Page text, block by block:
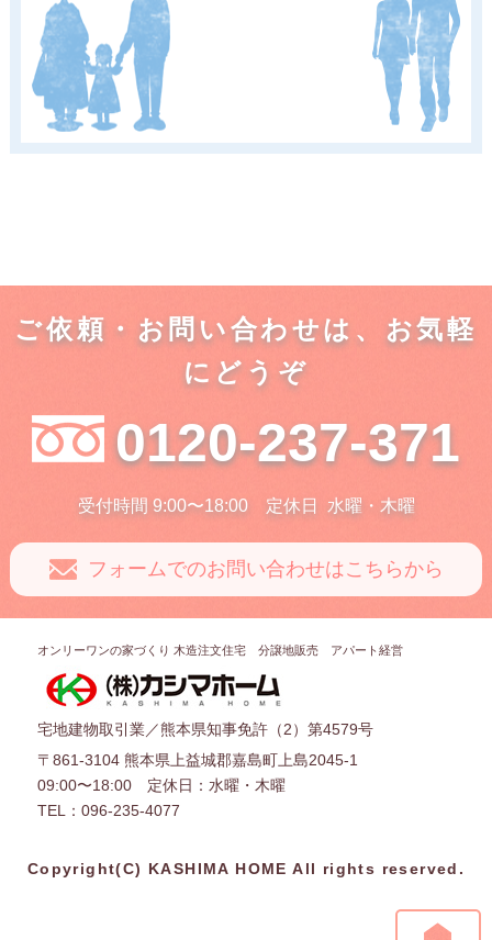
ご依頼・お問い合わせは、お気軽
にどうぞ
0120-237-371
受付時間 9:00〜18:00 定休日 水曜・木曜
フォームでのお問い合わせはこちらから
オンリーワンの家づくり 木造注文住宅 分譲地販売 アパート経営
宅地建物取引業／熊本県知事免許（2）第4579号
〒861-3104 熊本県上益城郡嘉島町上島2045-1
09:00〜18:00 定休日：水曜・木曜
TEL：096-235-4077
Copyright(C) KASHIMA HOME All rights reserved.